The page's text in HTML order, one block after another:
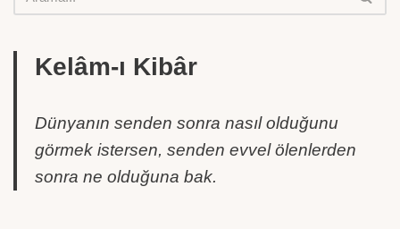
Kelâm-ı Kibâr
Dünyanın senden sonra nasıl olduğunu
görmek istersen, senden evvel ölenlerden
sonra ne olduğuna bak.